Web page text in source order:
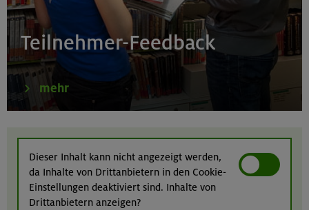
16.08.26
Schnupperkletterkurs indoor
München
Gilching
Teilnehmer-Feedback
mehr
Dieser Inhalt kann nicht angezeigt werden,
da Inhalte von Drittanbietern in den Cookie-
Einstellungen deaktiviert sind. Inhalte von
Drittanbietern anzeigen?